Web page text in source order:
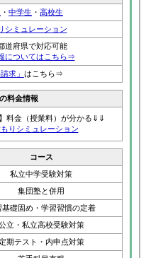
・ 中学生 ・ 高校生
シミュレーション
道府県で対応可能
についてはこちら⇒
求」 はこちら⇒
料金情報
料金（授業料）が分かる⇓⇓
りシミュレーション
コース
私立中学受験対策
集団塾と併用
基礎固め・学習習慣の定着
立・私立高校受験対策
期テスト・内申点対策